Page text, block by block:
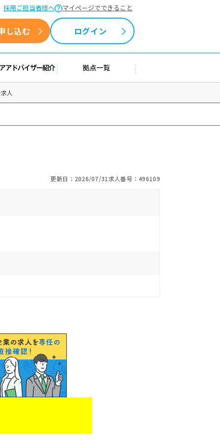
採用ご担当者様へ マイページでできること
し込む ログイン
情報 キャリアアドバイザー紹介拠点一覧
人
更新日：2026/07/31求人番号：496109